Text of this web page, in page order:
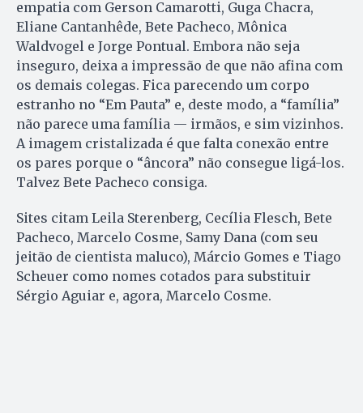
empatia com Gerson Camarotti, Guga Chacra,
Eliane Cantanhêde, Bete Pacheco, Mônica
Waldvogel e Jorge Pontual. Embora não seja
inseguro, deixa a impressão de que não afina com
os demais colegas. Fica parecendo um corpo
estranho no “Em Pauta” e, deste modo, a “família”
não parece uma família — irmãos, e sim vizinhos.
A imagem cristalizada é que falta conexão entre
os pares porque o “âncora” não consegue ligá-los.
Talvez Bete Pacheco consiga.
Sites citam Leila Sterenberg, Cecília Flesch, Bete
Pacheco, Marcelo Cosme, Samy Dana (com seu
jeitão de cientista maluco), Márcio Gomes e Tiago
Scheuer como nomes cotados para substituir
Sérgio Aguiar e, agora, Marcelo Cosme.